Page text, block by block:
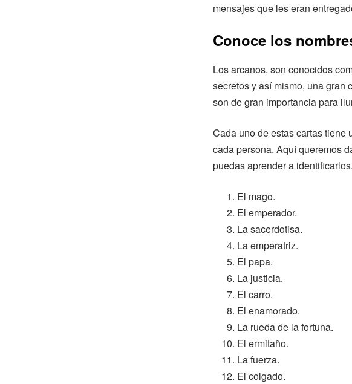
mensajes que les eran
Conoce los
Los arcanos, son conocidos
secretos y así mismo, una gran
son de gran importancia para
Cada uno de estas cartas tiene
cada persona. Aquí queremos
puedas aprender a identificarlos.
El mago.
El emperador.
La sacerdotisa.
La emperatriz.
El papa.
La justicia.
El carro.
El enamorado.
La rueda de la fortuna.
El ermitaño.
La fuerza.
El colgado.